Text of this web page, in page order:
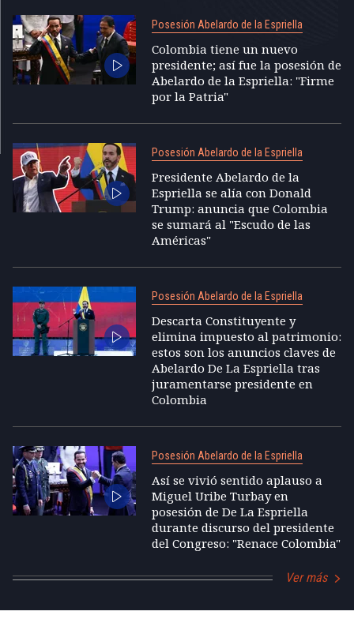
Posesión Abelardo de la Espriella
Colombia tiene un nuevo
presidente; así fue la posesión de
Abelardo de la Espriella: "Firme
por la Patria"
Posesión Abelardo de la Espriella
Presidente Abelardo de la
Espriella se alía con Donald
Trump: anuncia que Colombia
se sumará al "Escudo de las
Américas"
Posesión Abelardo de la Espriella
Descarta Constituyente y
elimina impuesto al patrimonio:
estos son los anuncios claves de
Abelardo De La Espriella tras
juramentarse presidente en
Colombia
Posesión Abelardo de la Espriella
Así se vivió sentido aplauso a
Miguel Uribe Turbay en
posesión de De La Espriella
durante discurso del presidente
del Congreso: "Renace Colombia"
Ver más